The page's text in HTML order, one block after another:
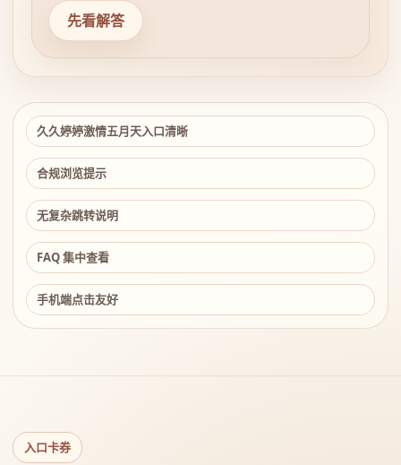
先看解答
久久婷婷激情五月天入口清晰
合规浏览提示
无复杂跳转说明
FAQ 集中查看
手机端点击友好
入口卡券